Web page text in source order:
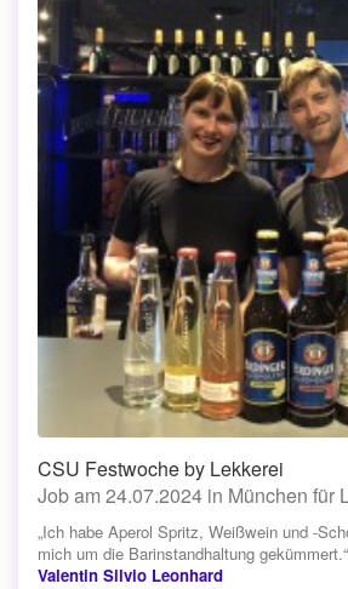
CSU Festwoche by Lekkerei
Job am 24.07.2024 in München für
„Ich habe Aperol Spritz, Weißwein und -
mich um die Barinstandhaltung gekümmert.“
Valentin Silvio Leonhard